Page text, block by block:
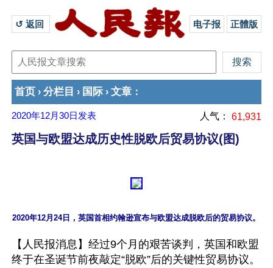
↺ 返回 电子报 正體版
首页 › 分栏目 › 国际 › 文章 ：
2020年12月30日 发表 人气： 61,931
英国与欧盟达成历史性脱欧后贸易协议(图)
【人民报消息】经过9个月的艰苦谈判，英国和欧盟
终于在圣诞节前夜敲定“脱欧”后的关键性贸易协议。